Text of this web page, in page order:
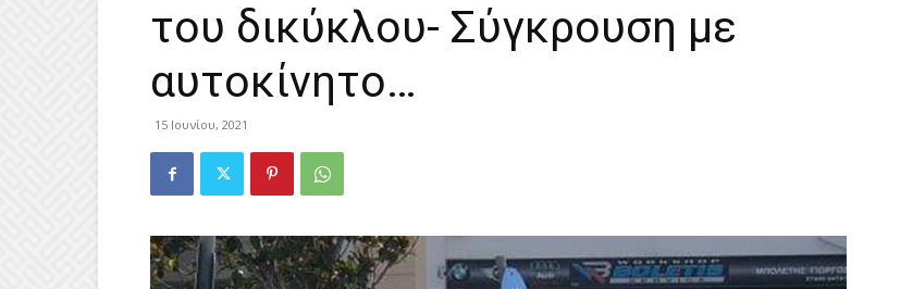
του δικύκλου- Σύγκρουση με
αυτοκίνητο…
15 Ιουνίου, 2021